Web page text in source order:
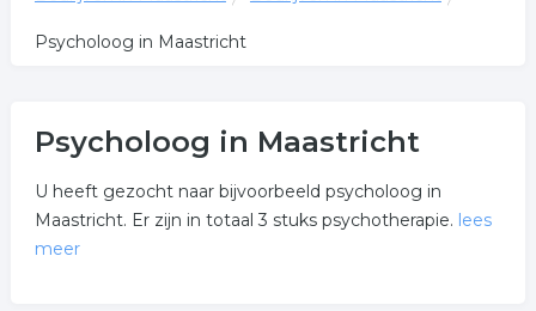
Psycholoog in Maastricht
Psycholoog in Maastricht
U heeft gezocht naar bijvoorbeeld psycholoog in
Maastricht. Er zijn in totaal 3 stuks psychotherapie. lees
meer